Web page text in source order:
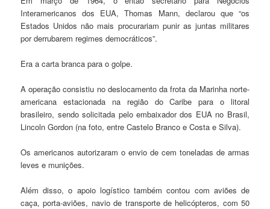
Interamericanos dos EUA, Thomas Mann, declarou que “os
Estados Unidos não mais procurariam punir as juntas militares
por derrubarem regimes democráticos”.
Era a carta branca para o golpe.
A operação consistiu no deslocamento da frota da Marinha norte-
americana estacionada na região do Caribe para o litoral
brasileiro, sendo solicitada pelo embaixador dos EUA no Brasil,
Lincoln Gordon (na foto, entre Castelo Branco e Costa e Silva).
Os americanos autorizaram o envio de cem toneladas de armas
leves e munições.
Além disso, o apoio logístico também contou com aviões de
caça, porta-aviões, navio de transporte de helicópteros, com 50